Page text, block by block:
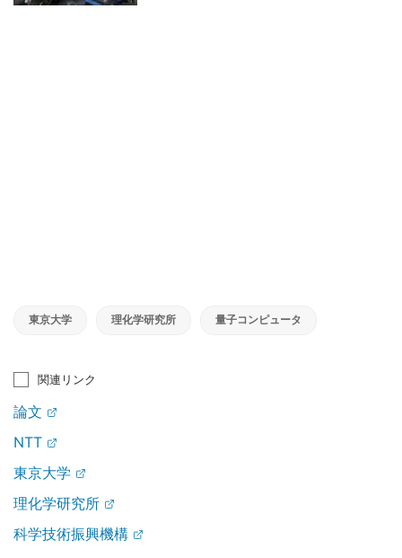
東京大学 理化学研究所 量子コンピュータ
関連リンク
論文
NTT
東京大学
理化学研究所
科学技術振興機構